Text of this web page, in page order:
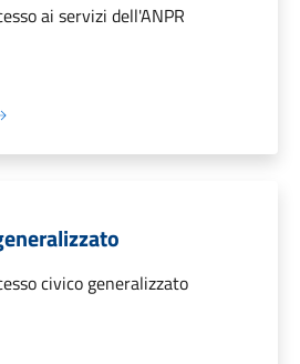
ai servizi dell'ANPR
civico generalizzato